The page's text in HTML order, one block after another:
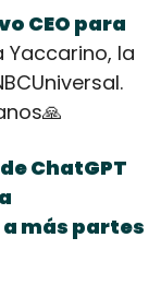
CEO para
Yaccarino, la
🙏
ChatGPT
más partes